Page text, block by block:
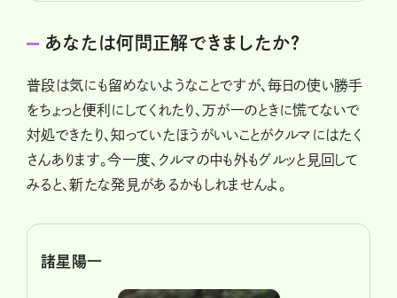
あなたは何問正解できましたか？
普段は気にも留めないようなことですが、毎日の使い勝手
をちょっと便利にしてくれたり、万が一のときに慌てないで
対処できたり、知っていたほうがいいことがクルマにはたく
さんあります。今一度、クルマの中も外もグルッと見回して
みると、新たな発見があるかもしれませんよ。
諸星陽一